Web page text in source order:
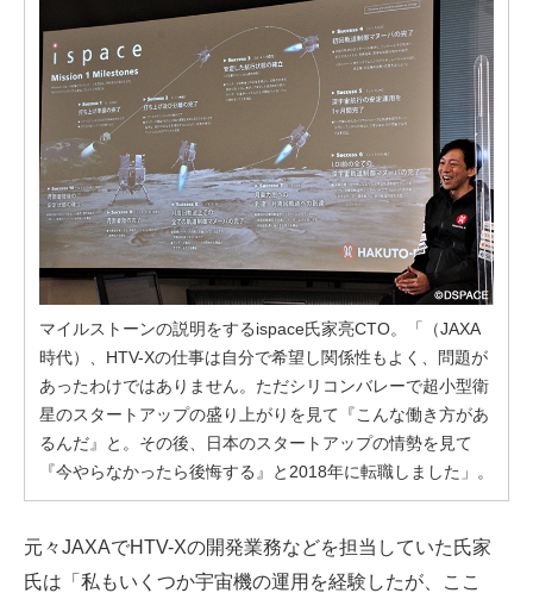
マイルストーンの説明をするispace氏家亮CTO。「（JAXA
時代）、HTV-Xの仕事は自分で希望し関係性もよく、問題が
あったわけではありません。ただシリコンバレーで超小型衛
星のスタートアップの盛り上がりを見て『こんな働き方があ
るんだ』と。その後、日本のスタートアップの情勢を見て
『今やらなかったら後悔する』と2018年に転職しました」。
元々JAXAでHTV-Xの開発業務などを担当していた氏家
氏は「私もいくつか宇宙機の運用を経験したが、ここ